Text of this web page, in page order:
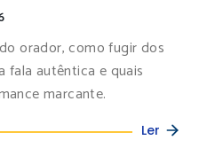
orador, como fugir dos
fala autêntica e quais
marcante.
Ler